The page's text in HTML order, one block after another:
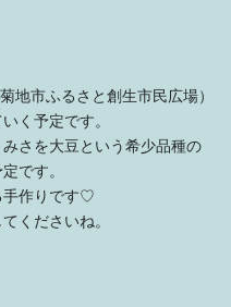
地市ふるさと創生市民広場）
く予定です。
さを大豆という希少品種の
です。
手作りです♡
くださいね。